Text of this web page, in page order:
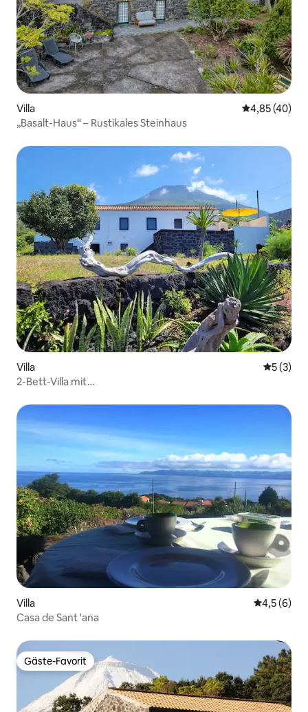
Villa
4,85 (40)
„Basalt-Haus“ – Rustikales Steinhaus
Villa
5 (3)
2-Bett-Villa mit
Villa
4,5 (6)
Casa de Sant 'ana
Gäste-Favorit
Gäste-Favorit